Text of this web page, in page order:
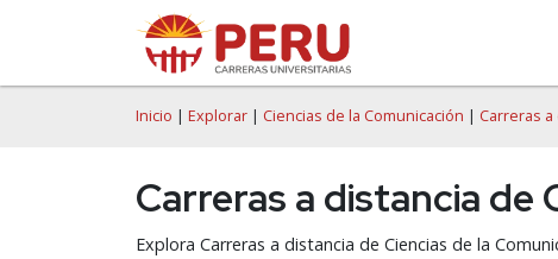
Inicio | Explorar | Ciencias de la Comunicación | Carreras
Carreras a distancia de
Explora Carreras a distancia de Ciencias de la